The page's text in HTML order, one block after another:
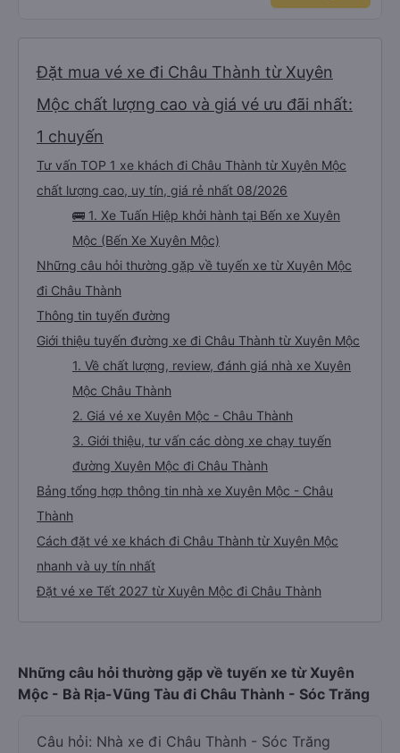
Đặt mua vé xe đi Châu Thành từ Xuyên
Mộc chất lượng cao và giá vé ưu đãi nhất:
1 chuyến
Tư vấn TOP 1 xe khách đi Châu Thành từ Xuyên Mộc
chất lượng cao, uy tín, giá rẻ nhất 08/2026
🚌 1. Xe Tuấn Hiệp khởi hành tại Bến xe Xuyên
Mộc (Bến Xe Xuyên Mộc)
Những câu hỏi thường gặp về tuyến xe từ Xuyên Mộc
đi Châu Thành
Thông tin tuyến đường
Giới thiệu tuyến đường xe đi Châu Thành từ Xuyên Mộc
1. Về chất lượng, review, đánh giá nhà xe Xuyên
Mộc Châu Thành
2. Giá vé xe Xuyên Mộc - Châu Thành
3. Giới thiệu, tư vấn các dòng xe chạy tuyến
đường Xuyên Mộc đi Châu Thành
Bảng tổng hợp thông tin nhà xe Xuyên Mộc - Châu
Thành
Cách đặt vé xe khách đi Châu Thành từ Xuyên Mộc
nhanh và uy tín nhất
Đặt vé xe Tết 2027 từ Xuyên Mộc đi Châu Thành
Những câu hỏi thường gặp về tuyến xe từ Xuyên
Mộc - Bà Rịa-Vũng Tàu đi Châu Thành - Sóc Trăng
Câu hỏi: Nhà xe đi Châu Thành - Sóc Trăng